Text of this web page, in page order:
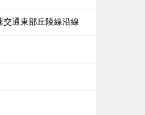
交通東部丘陵線沿線